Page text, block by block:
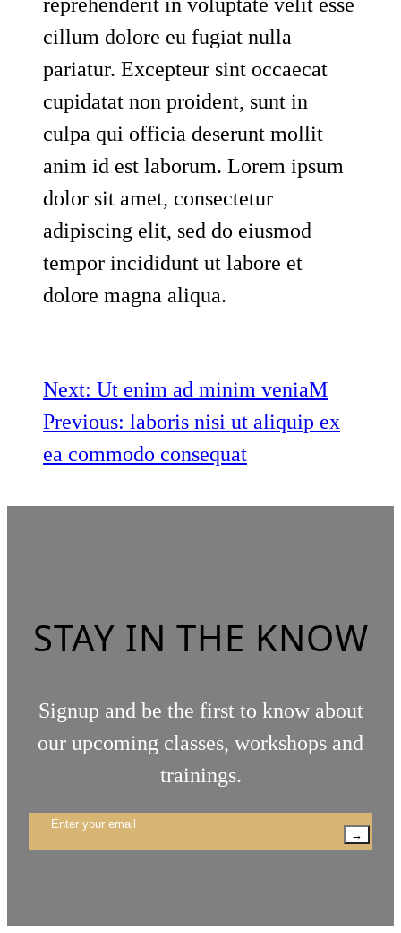
cillum dolore eu fugiat nulla
pariatur. Excepteur sint occaecat
cupidatat non proident, sunt in
culpa qui officia deserunt mollit
anim id est laborum. Lorem ipsum
dolor sit amet, consectetur
adipiscing elit, sed do eiusmod
tempor incididunt ut labore et
dolore magna aliqua.
Next: Ut enim ad minim veniaM
Previous: laboris nisi ut aliquip ex
ea commodo consequat
STAY IN THE KNOW
Signup and be the first to know about
our upcoming classes, workshops and
trainings.
→